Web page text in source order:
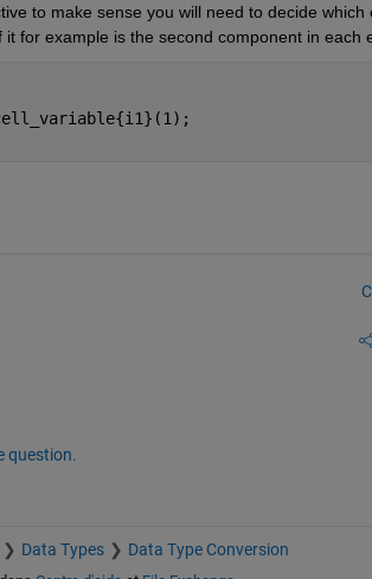
to make sense you will need to decide
it for example is the second component in each
question.
Data Types Data Type Conversion